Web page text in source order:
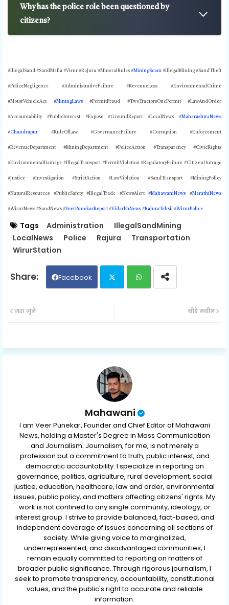
Why has the police role been questioned by
citizens?
#IllegalSand #SandMafia #Virur #Rajura #MineralRules #MiningScam#IllegalMining #SandTheft
#PoliceNegligence #AdministrativeFailure #RevenueLoss #EnvironmentalCrime
#MotorVehicleAct #MiningLaws#PermitFraud #TwoTractorsOnePermit #LawAndOrder
#Accountability #PublicInterest #Expose #GroundReport #LocalNews #MaharashtraNews
#Chandrapur #RuleOfLaw #GovernanceFailure #Corruption #Enforcement
#RevenueDepartment #MiningDepartment #PoliceAction #Transparency #CivicRights
#EnvironmentalDamage #IllegalTransport #PermitViolation #RegulatoryFailure #CitizenOutrage
#Justice #Investigation #StrictAction #LawViolation #SandTransport #MiningPolicy
#NaturalResources #PublicSafety #IllegalTrade #NewsAlert #MahawaniNews #MarathiNews
#WirurNews #SandNews #VeerPunekarReport#VidarbhNews #RajuraTehsil #WirurPolice
Tags Administration
IllegalSandMining
LocalNews
Police Rajura
Transportation
WirurStation
Facebook
ap
थोडे नवीन
जरा जुने
Mahawani
I am Veer Punekar, Founder and Chief Editor of Mahawani
News, holding a Master's Degree in Mass Communication
and Journalism. Journalism, for me, is not merely a
profession but a commitment to truth, public interest, and
democratic accountability. I specialize in reporting on
governance, politics, agriculture, rural development, social
justice, education, healthcare, law and order, environmental
issues, public policy, and matters affecting citizens' rights. My
work is not confined to any single community, ideology, or
interest group. I strive to provide balanced, fact-based, and
independent coverage of issues concerning all sections of
society. While giving voice to marginalized,
underrepresented, and disadvantaged communities, I
remain equally committed to reporting on matters of
broader public significance. Through rigorous journalism, I
seek to promote transparency, accountability, constitutional
values, and the public's right to accurate and reliable
information.